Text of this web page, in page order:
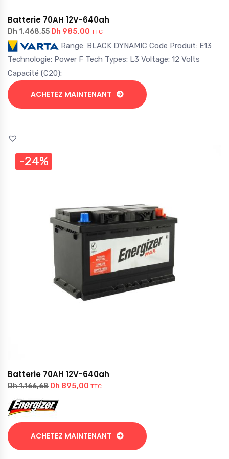
Batterie 70AH 12V-640ah
Dh1.468,55 Dh 985,00 TTC
Range: BLACK DYNAMIC Code Produit: E13
Technologie: Power F Tech Types: L3 Voltage: 12 Volts
Capacité (C20):
ACHETEZ MAINTENANT
-24%
Batterie 70AH 12V-640ah
Dh1.166,68 Dh 895,00 TTC
ACHETEZ MAINTENANT